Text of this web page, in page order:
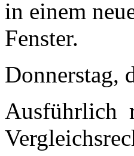
Donnerstag,
Ausführlich